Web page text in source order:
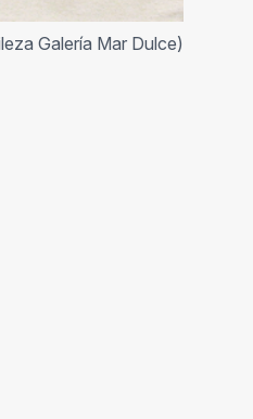
Galería Mar Dulce)